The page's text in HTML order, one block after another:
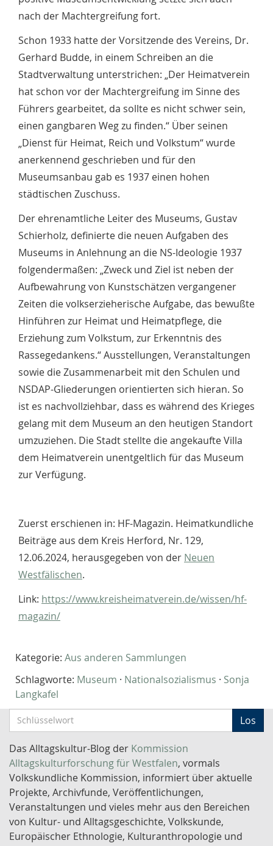
nach der Machtergreifung fort.
Schon 1933 hatte der Vorsitzende des Vereins, Dr.
Gerhard Budde, in einem Schreiben an die
Stadtverwaltung unterstrichen: „Der Heimatverein
hat schon vor der Machtergreifung im Sinne des
Führers gearbeitet, da sollte es nicht schwer sein,
einen gangbaren Weg zu finden.“ Über seinen
„Dienst für Heimat, Reich und Volkstum“ wurde
anerkennend geschrieben und für den
Museumsanbau gab es 1937 einen hohen
städtischen Zuschuss.
Der ehrenamtliche Leiter des Museums, Gustav
Schierholz, definierte die neuen Aufgaben des
Museums in Anlehnung an die NS-Ideologie 1937
folgendermaßen: „Zweck und Ziel ist neben der
Aufbewahrung von Kunstschätzen vergangener
Zeiten die volkserzieherische Aufgabe, das bewußte
Hinführen zur Heimat und Heimatpflege, die
Erziehung zum Volkstum, zur Erkenntnis des
Rassegedankens.“ Ausstellungen, Veranstaltungen
sowie die Zusammenarbeit mit den Schulen und
NSDAP-Gliederungen orientierten sich hieran. So
ist es nachvollziehbar, dass es während des Krieges
gelang mit dem Museum an den heutigen Standort
umzuziehen. Die Stadt stellte die angekaufte Villa
dem Heimatverein unentgeltlich für das Museum
zur Verfügung.
Zuerst erschienen in: HF-Magazin. Heimatkundliche
Beiträge aus dem Kreis Herford, Nr. 129,
12.06.2024, herausgegeben von der Neuen
Westfälischen.
Link: https://www.kreisheimatverein.de/wissen/hf-
magazin/
Kategorie: Aus anderen Sammlungen
Schlagworte: Museum · Nationalsozialismus · Sonja
Langkafel
c
h
l
ü
s
s
e
l
Los
Das Alltagskultur-Blog der Kommission
Alltagskulturforschung für Westfalen, vormals
Volkskundliche Kommission, informiert über aktuelle
Projekte, Archivfunde, Veröffentlichungen,
Veranstaltungen und vieles mehr aus den Bereichen
von Kultur- und Alltagsgeschichte, Volkskunde,
Europäischer Ethnologie, Kulturanthropologie und